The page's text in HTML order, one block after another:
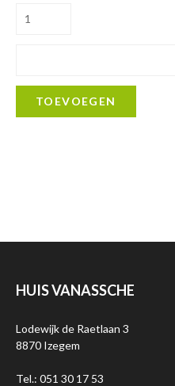
TOEVOEGEN
HUIS VANASSCHE
Lodewijk de Raetlaan 3
8870 Izegem
Tel.: 051 30 17 53